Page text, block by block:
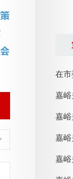
在
嘉
嘉